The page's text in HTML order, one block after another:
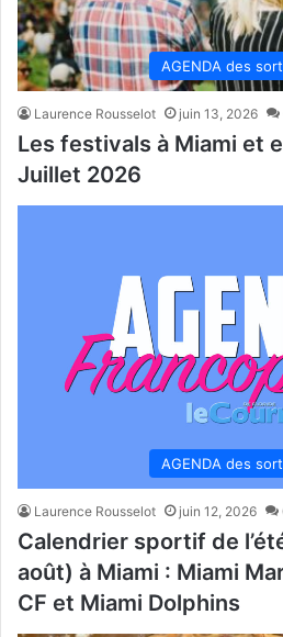
AGENDA des
Laurence Rousselot juin 13, 2026
Les festivals à Miami et
Juillet 2026
AGENDA des
Laurence Rousselot juin 12, 2026
Calendrier sportif de
août) à Miami : Miami
CF et Miami Dolphins